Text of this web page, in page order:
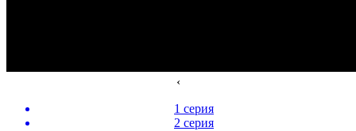
‹
1 серия
2 серия